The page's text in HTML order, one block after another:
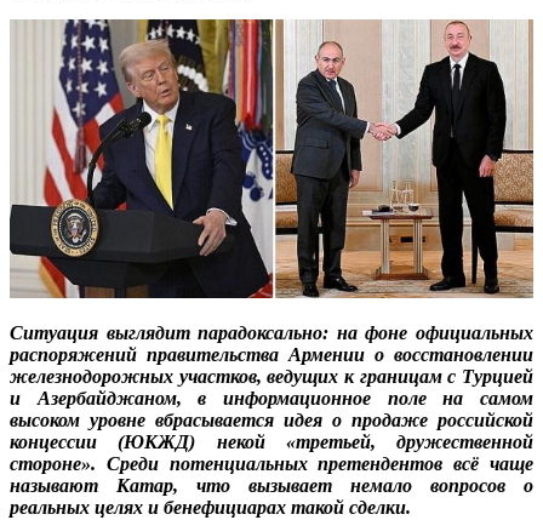
Ситуация выглядит парадоксально: на фоне официальных
распоряжений правительства Армении о восстановлении
железнодорожных участков, ведущих к границам с Турцией
и Азербайджаном, в информационное поле на самом
высоком уровне вбрасывается идея о продаже российской
концессии (ЮКЖД) некой «третьей, дружественной
стороне». Среди потенциальных претендентов всё чаще
называют Катар, что вызывает немало вопросов о
реальных целях и бенефициарах такой сделки.